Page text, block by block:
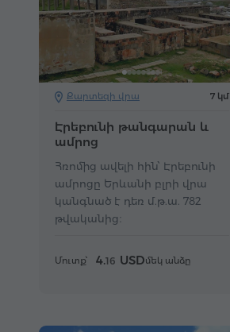
Քարտեզի վրա 7 կմ
Էրեբունի թանգարան և
ամրոց
Հռոմից ավելի հին՝ Էրեբունի
ամրոցը Երևանի բլրի վրա
կանգնած է դեռ մ.թ.ա. 782
թվականից։
Մուտք՝ 4.16 USDմեկ անձը